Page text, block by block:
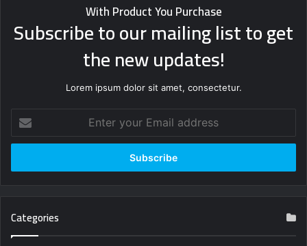
With Product You Purchase
Subscribe to our mailing list to get
the new updates!
Lorem ipsum dolor sit amet, consectetur.
your
Email
Categories